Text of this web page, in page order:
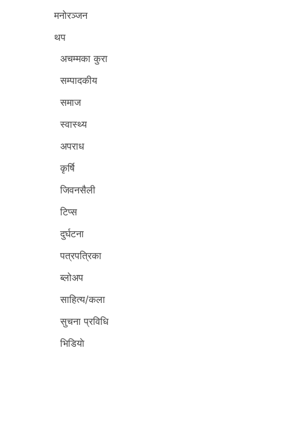
मनोरञ्जन
थप
अचम्मका कुरा
सम्पादकीय
समाज
स्वास्थ्य
अपराध
कृर्षि
जिवनसैली
टिप्स
दुर्घटना
पत्रपत्रिका
ब्लोअप
साहित्य/कला
सुचना प्रविधि
भिडियाे